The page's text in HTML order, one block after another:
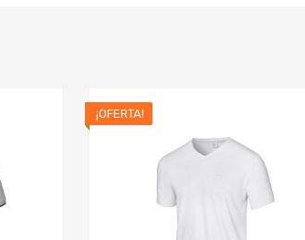
¡OFERTA!